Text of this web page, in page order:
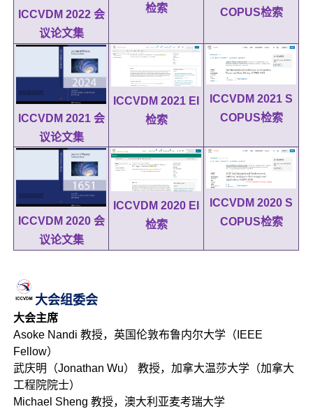
ICCVDM 2022 会
议论文集
检索
COPUS检索
ICCVDM 2021 会
议论文集
ICCVDM 2021 EI
检索
ICCVDM 2021 S
COPUS检索
ICCVDM 2020 会
议论文集
ICCVDM 2020 EI
检索
ICCVDM 2020 S
COPUS检索
大会组委会
大会主席
Asoke Nandi 教授，英国伦敦布鲁内尔大学（IEEE
Fellow）
武庆明（Jonathan Wu） 教授，加拿大温莎大学（加拿大
工程院院士）
Michael Sheng 教授，澳大利亚麦考瑞大学